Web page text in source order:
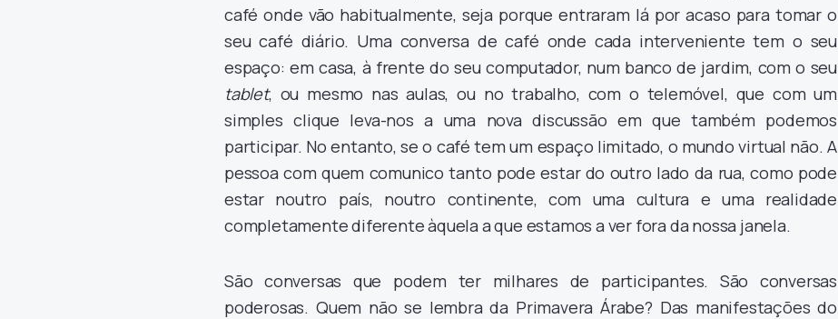
café onde vão habitualmente, seja porque entraram lá por acaso para tomar o
seu café diário. Uma conversa de café onde cada interveniente tem o seu
espaço: em casa, à frente do seu computador, num banco de jardim, com o seu
tablet, ou mesmo nas aulas, ou no trabalho, com o telemóvel, que com um
simples clique leva-nos a uma nova discussão em que também podemos
participar. No entanto, se o café tem um espaço limitado, o mundo virtual não. A
pessoa com quem comunico tanto pode estar do outro lado da rua, como pode
estar noutro país, noutro continente, com uma cultura e uma realidade
completamente diferente àquela a que estamos a ver fora da nossa janela.
São conversas que podem ter milhares de participantes. São conversas
poderosas. Quem não se lembra da Primavera Árabe? Das manifestações do